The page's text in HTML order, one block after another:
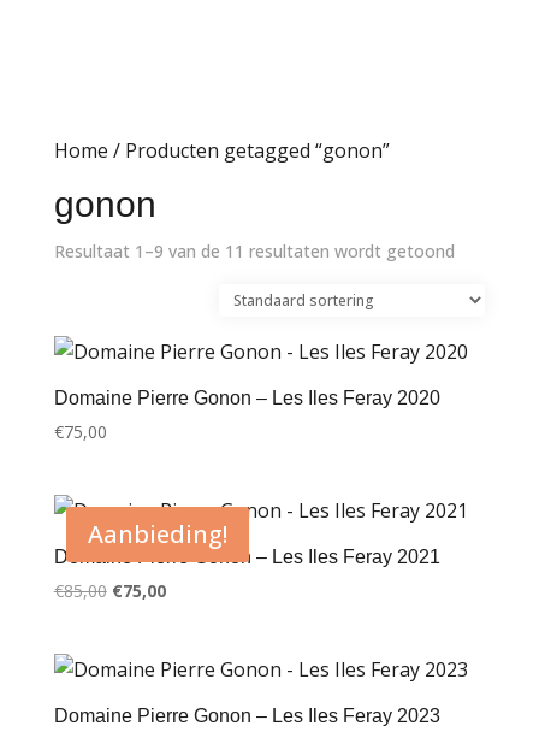
Home / Producten getagged “gonon”
gonon
Resultaat 1–9 van de 11 resultaten wordt getoond
Domaine Pierre Gonon – Les Iles Feray 2020
€75,00
Aanbieding!
Domaine Pierre Gonon – Les Iles Feray 2021
€85,00 Oorspronkelijke
€85,00.
€75,00Huidige
€75,00.
Domaine Pierre Gonon – Les Iles Feray 2023